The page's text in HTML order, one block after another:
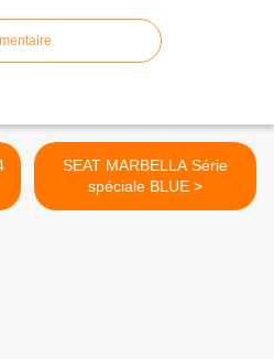
SEAT MARBELLA Série
spéciale BLUE >